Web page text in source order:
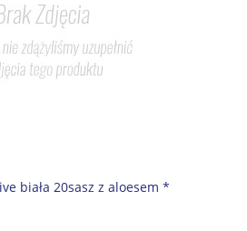
biała 20sasz z aloesem *